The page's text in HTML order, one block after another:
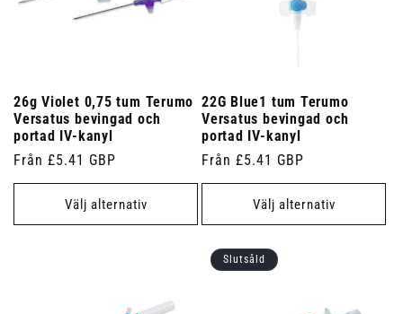
26g Violet 0,75 tum Terumo
Versatus bevingad och
portad IV-kanyl
Ordinarie
pris
Från £5.41 GBP
Välj alternativ
22G Blue1 tum Terumo
Versatus bevingad och
portad IV-kanyl
Ordinarie
pris
Från £5.41 GBP
Välj alternativ
Slutsåld